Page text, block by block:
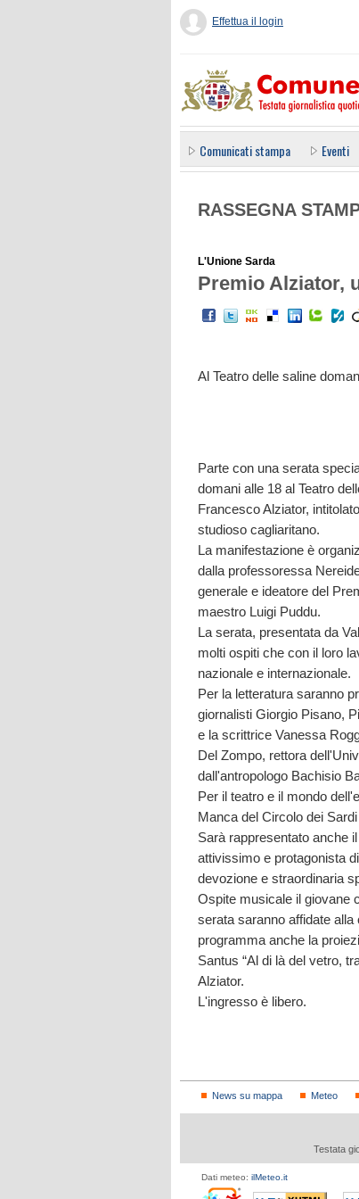
Effettua il login
Comunicati stampa Eventi
RASSEGNA
L'Unione Sarda
Premio Alziator,
Al Teatro delle saline
Parte con una serata
domani alle 18 al Teatro
Francesco Alziator,
studioso cagliaritano.
La manifestazione è
dalla professoressa
generale e ideatore del
maestro Luigi Puddu.
La serata, presentata da
molti ospiti che con il loro
nazionale e internazionale.
Per la letteratura saranno
giornalisti Giorgio Pisano,
e la scrittrice Vanessa
Del Zompo, rettora
dall'antropologo Bachisio
Per il teatro e il mondo
Manca del Circolo dei
Sarà rappresentato anche
attivissimo e protagonista
devozione e straordinaria
Ospite musicale il giovane
serata saranno affidate
programma anche la
Santus “Al di là del vetro,
Alziator.
L'ingresso è libero.
News su mappa Meteo
Testata
Dati meteo: ilMeteo.it